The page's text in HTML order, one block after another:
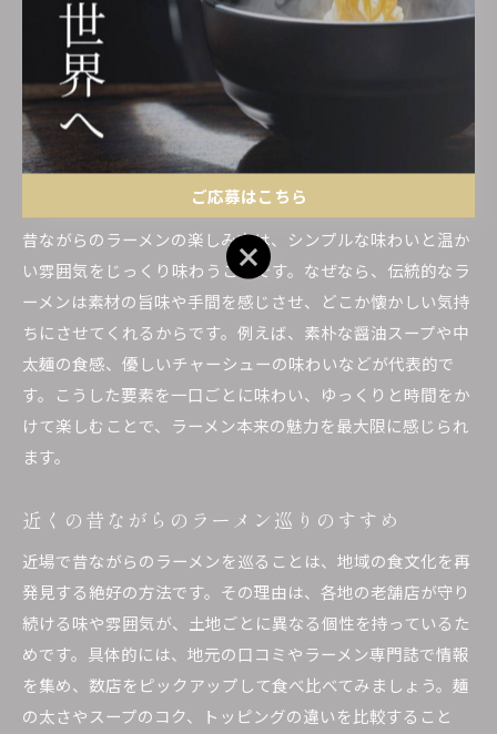
懐かしいラーメンを楽しむ方法を
解説
ラーメンの昔ながらの楽しみ方を知ろう
昔ながらのラーメンの楽しみ方は、シンプルな味わいと温か
い雰囲気をじっくり味わうことです。なぜなら、伝統的なラ
ーメンは素材の旨味や手間を感じさせ、どこか懐かしい気持
ちにさせてくれるからです。例えば、素朴な醤油スープや中
太麺の食感、優しいチャーシューの味わいなどが代表的で
す。こうした要素を一口ごとに味わい、ゆっくりと時間をか
けて楽しむことで、ラーメン本来の魅力を最大限に感じられ
ます。
近くの昔ながらのラーメン巡りのすすめ
近場で昔ながらのラーメンを巡ることは、地域の食文化を再
発見する絶好の方法です。その理由は、各地の老舗店が守り
続ける味や雰囲気が、土地ごとに異なる個性を持っているた
めです。具体的には、地元の口コミやラーメン専門誌で情報
を集め、数店をピックアップして食べ比べてみましょう。麺
の太さやスープのコク、トッピングの違いを比較すること
ご応募はこちら
ご応募はこちら